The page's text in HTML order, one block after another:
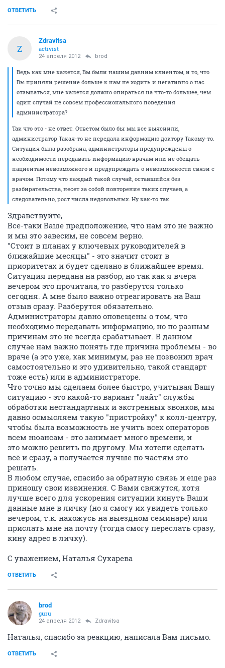
ОТВЕТИТЬ
Z
Zdravitsa
activist
24 апреля 2012 brod
Ведь как мне кажется, Вы были нашим давним клиентом, и то, что
Вы приняли решение больше к нам не ходить и негативно о нас
отзываться, мне кажется должно опираться на что-то большее, чем
один случай не совсем профессионального поведения
администратора?
Так что это - не ответ. Ответом было бы: мы все выяснили,
администратор Такая-то не передала информацию доктору Такому-то.
Ситуация была разобрана, администраторы предупреждены о
необходимости передавать информацию врачам или не обещать
пациентам невозможного и предупреждать о невозможности связи с
врачом. Потому что каждый такой случай, оставшийся без
разбирательства, несет за собой повторение таких случаев, а
следовательно, рост числа недовольных. Ну как-то так.
Здравствуйте,
Все-таки Ваше предположение, что нам это не важно
и мы это завесим, не совсем верно.
"Стоит в планах у ключевых руководителей в
ближайшие месяцы" - это значит стоит в
приоритетах и будет сделано в ближайшее время.
Ситуация передана на разбор, но так как я вчера
вечером это прочитала, то разберутся только
сегодня. А мне было важно отреагировать на Ваш
отзыв сразу. Разберутся обязательно.
Администраторы давно оповещены о том, что
необходимо передавать информацию, но по разным
причинам это не всегда срабатывает. В данном
случае нам важно понять где причина проблемы - во
враче (а это уже, как минимум, раз не позвонил врач
самостоятельно и это удивительно, такой стандарт
тоже есть) или в администраторе.
Что точно мы сделаем более быстро, учитывая Вашу
ситуацию - это какой-то вариант "лайт" службы
обработки нестандартных и экстренных звонков, мы
давно осмысляем такую "пристройку" к колл-центру,
чтобы была возможность не учить всех операторов
всем нюансам - это занимает много времени, и
это можно решить по другому. Мы хотели сделать
всё и сразу, а получается лучше по частям это
решать.
В любом случае, спасибо за обратную связь и еще раз
приношу свои извинения. С Вами свяжутся, хотя
лучше всего для ускорения ситуации кинуть Ваши
данные мне в личку (но я смогу их увидеть только
вечером, т.к. нахожусь на выездном семинаре) или
прислать мне на почту (тогда смогу переслать сразу,
кину адрес в личку).
С уважением, Наталья Сухарева
ОТВЕТИТЬ
brod
guru
24 апреля 2012 Zdravitsa
Наталья, спасибо за реакцию, написала Вам письмо.
ОТВЕТИТЬ